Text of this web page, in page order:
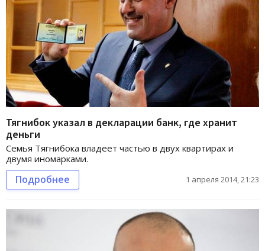
Тягнибок указал в декларации банк, где хранит
деньги
Семья Тягнибока владеет частью в двух квартирах и
двумя иномарками.
Подробнее 1 апреля 2014, 21:23